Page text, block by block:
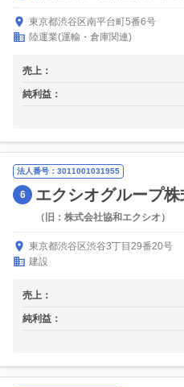
東京都渋谷区南平台町5番6号
陸運業(運輸・倉庫関連)
売上：
純利益：
法人番号：3011001031955
6 エクシオグループ
（旧：株式会社協和エクシオ）
東京都渋谷区渋谷3丁目29番20号
建設
売上：
純利益：